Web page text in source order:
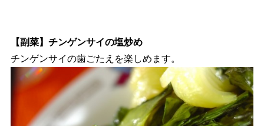
【副菜】チンゲンサイの塩炒め
チンゲンサイの歯ごたえを楽しめます。